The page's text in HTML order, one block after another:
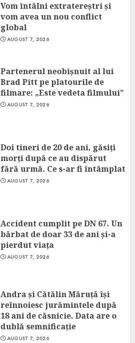
Vom întâlni extratereștri și
vom avea un nou conflict
global
AUGUST 7, 2026
Partenerul neobișnuit al lui
Brad Pitt pe platourile de
filmare: „Este vedeta filmului”
AUGUST 7, 2026
Doi tineri de 20 de ani, găsiți
morți după ce au dispărut
fără urmă. Ce s-ar fi întâmplat
AUGUST 7, 2026
Accident cumplit pe DN 67. Un
bărbat de doar 33 de ani și-a
pierdut viața
AUGUST 7, 2026
Andra și Cătălin Măruță își
reînnoiesc jurămintele după
18 ani de căsnicie. Data are o
dublă semnificație
AUGUST 7, 2026